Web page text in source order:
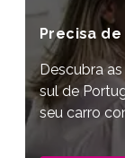
Precisa
Descubra
sul de
seu carro